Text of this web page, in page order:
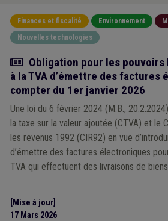
Finances et fiscalité Environnement
Nouvelles technologies
Actualité
Obligation pour les
à la TVA d’émettre des factures
compter du 1er janvier 2026
Une loi du 6 février 2024 (M.B.,
la taxe sur la valeur ajoutée (CTVA) et le
les revenus 1992 (CIR92) en vue
d’émettre des factures électroniques
TVA qui effectuent des livraisons de
l'article 44 CTVA, à destination de clients
(B2B).
[Mise à jour]
17 Mars 2026